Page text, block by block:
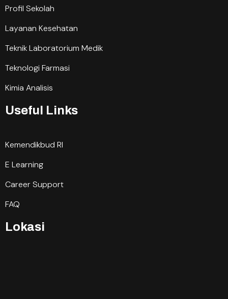
Profil Sekolah
Layanan Kesehatan
Teknik Laboratorium Medik
Teknologi Farmasi
Kimia Analisis
Useful Links
Kemendikbud RI
E Learning
Career Support
FAQ
Lokasi